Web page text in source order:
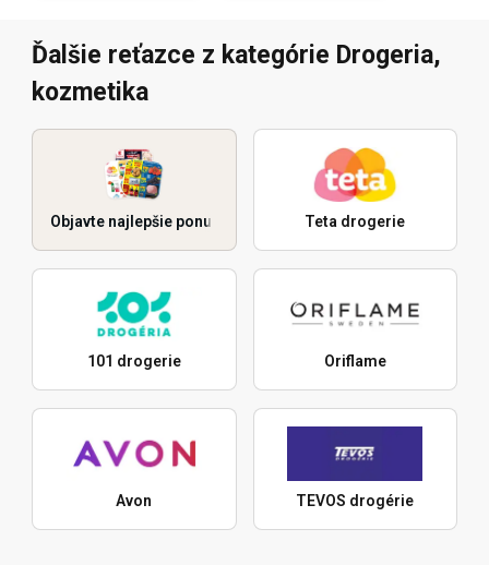
Ďalšie reťazce z kategórie Drogeria,
kozmetika
Objavte najlepšie ponuky Teta drogerie
101 drogerie Oriflame
Avon TEVOS drogérie